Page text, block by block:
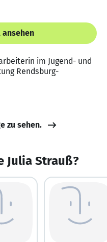
ansehen
im Jugend- und
Rendsburg-
zu sehen.
Julia Strauß?